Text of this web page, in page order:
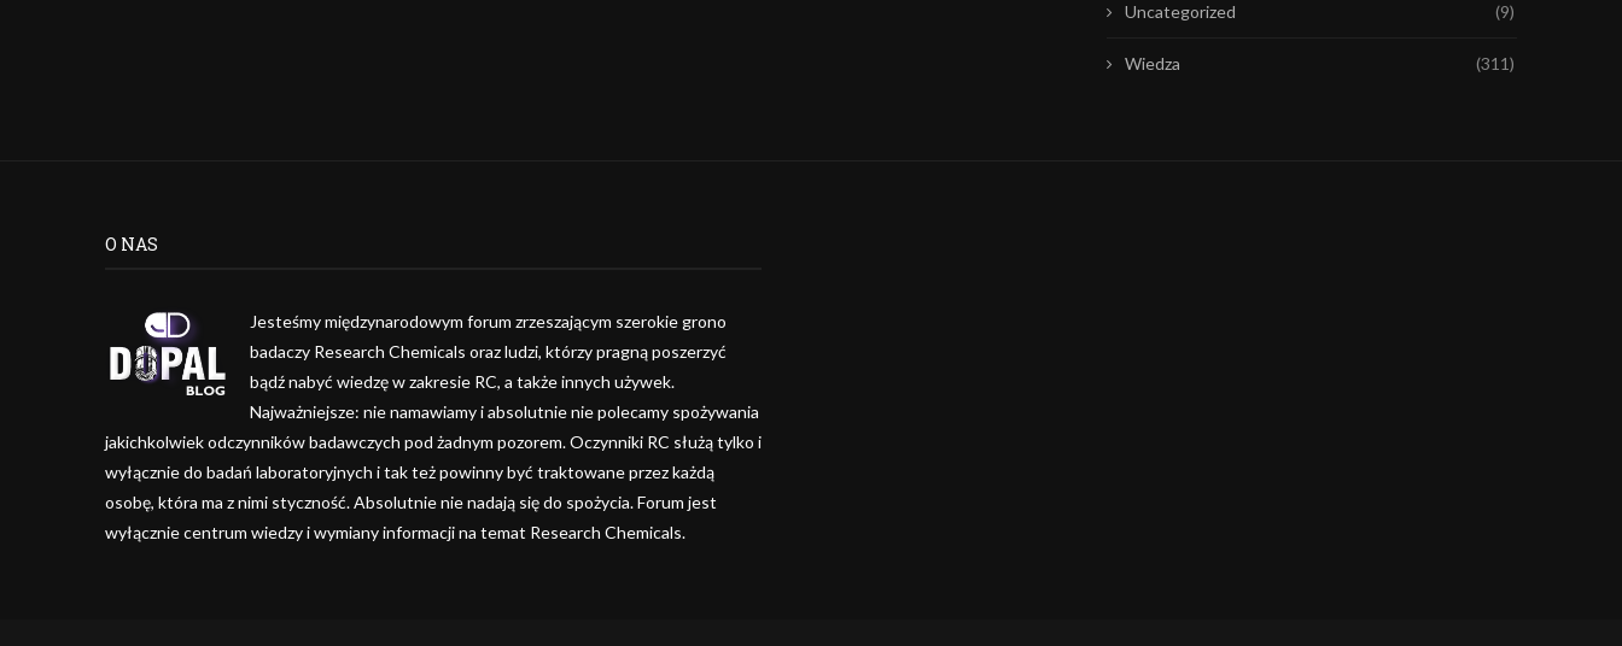
Uncategorized (9)
Wiedza (311)
O NAS
Jesteśmy międzynarodowym forum zrzeszającym szerokie grono
badaczy Research Chemicals oraz ludzi, którzy pragną poszerzyć
bądź nabyć wiedzę w zakresie RC, a także innych używek.
Najważniejsze: nie namawiamy i absolutnie nie polecamy spożywania
jakichkolwiek odczynników badawczych pod żadnym pozorem. Oczynniki RC służą tylko i
wyłącznie do badań laboratoryjnych i tak też powinny być traktowane przez każdą
osobę, która ma z nimi styczność. Absolutnie nie nadają się do spożycia. Forum jest
wyłącznie centrum wiedzy i wymiany informacji na temat Research Chemicals.